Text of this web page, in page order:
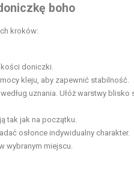
boho
kroków:
doniczki.
kleju, aby zapewnić stabilność.
uznania. Ułóż warstwy blisko
tak jak na początku.
osłonce indywidualny charakter.
wybranym miejscu.